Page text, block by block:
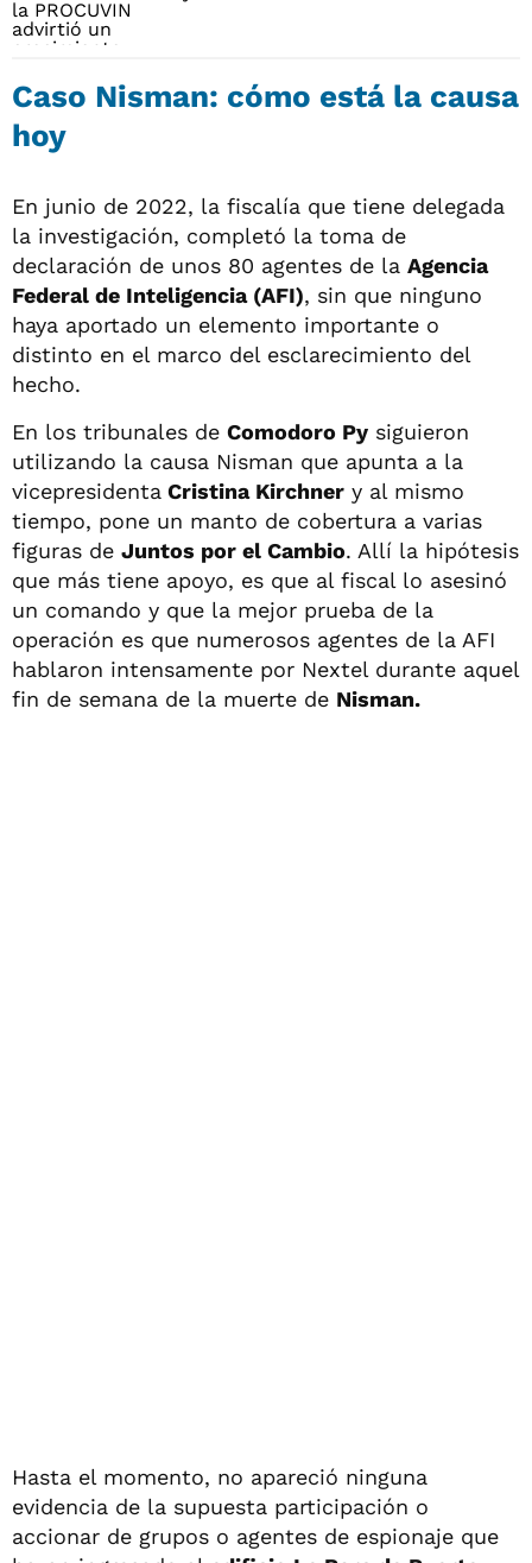
Caso Nisman: cómo está la causa
hoy
En junio de 2022, la fiscalía que tiene delegada
la investigación, completó la toma de
declaración de unos 80 agentes de la Agencia
Federal de Inteligencia (AFI), sin que ninguno
haya aportado un elemento importante o
distinto en el marco del esclarecimiento del
hecho.
En los tribunales de Comodoro Py siguieron
utilizando la causa Nisman que apunta a la
vicepresidenta Cristina Kirchner y al mismo
tiempo, pone un manto de cobertura a varias
figuras de Juntos por el Cambio. Allí la hipótesis
que más tiene apoyo, es que al fiscal lo asesinó
un comando y que la mejor prueba de la
operación es que numerosos agentes de la AFI
hablaron intensamente por Nextel durante aquel
fin de semana de la muerte de Nisman.
Hasta el momento, no apareció ninguna
evidencia de la supuesta participación o
accionar de grupos o agentes de espionaje que